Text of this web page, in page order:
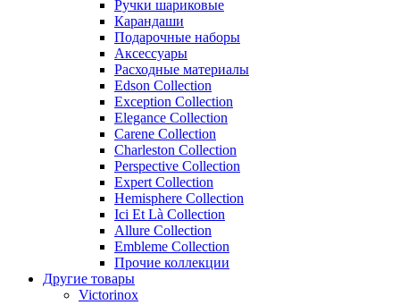
Ручки шариковые
Карандаши
Подарочные наборы
Аксессуары
Расходные материалы
Edson Collection
Exception Collection
Elegance Collection
Carene Collection
Charleston Collection
Perspective Collection
Expert Collection
Hemisphere Collection
Ici Et Là Collection
Allure Collection
Embleme Collection
Прочие коллекции
Другие товары
Victorinox